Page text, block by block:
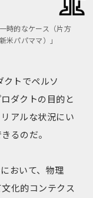
時的なケース（片方
米パパママ）」
トでペルソ
ダクトの目的と
アルな状況にい
るのだ。
おいて、物理
化的コンテクス